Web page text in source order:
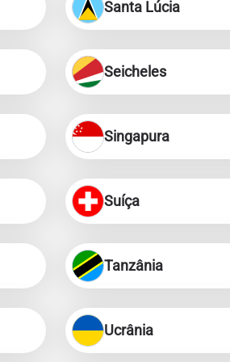
Santa Lúcia
Seicheles
Singapura
Suíça
Tanzânia
Ucrânia
简体中文
العربية
עברית
한국어
Português
Türkçe
EUR - Euro
GBP - Libra Esterlina
ILS - Shekel Israelense
NZD - Dólar Neozelandês